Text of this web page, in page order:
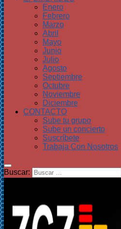
Enero
Febrero
Marzo
Abril
Mayo
Junio
Julio
Agosto
Septiembre
Octubre
Noviembre
Diciembre
CONTACTO
Sube tu grupo
Sube un concierto
Suscríbete
Trabaja Con Nosotros
Buscar: